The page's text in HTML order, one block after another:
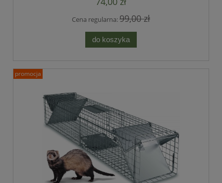
Cena regularna:99,00 zł
do koszyka
promocja